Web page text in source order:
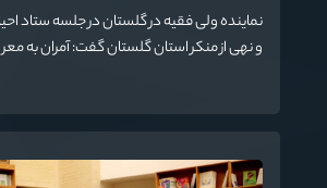
نماینده ولی فقیه در گلستان
و نهی از منکر استان گلستان گفت: آمران